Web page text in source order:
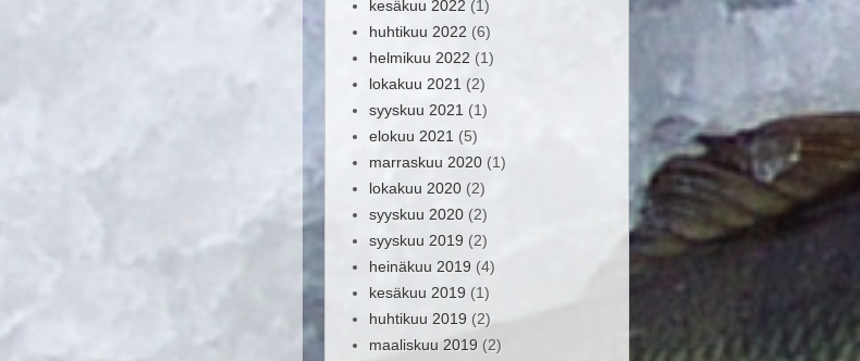
kesäkuu 2022 (1)
huhtikuu 2022 (6)
helmikuu 2022 (1)
lokakuu 2021 (2)
syyskuu 2021 (1)
elokuu 2021 (5)
marraskuu 2020 (1)
lokakuu 2020 (2)
syyskuu 2020 (2)
syyskuu 2019 (2)
heinäkuu 2019 (4)
kesäkuu 2019 (1)
huhtikuu 2019 (2)
maaliskuu 2019 (2)